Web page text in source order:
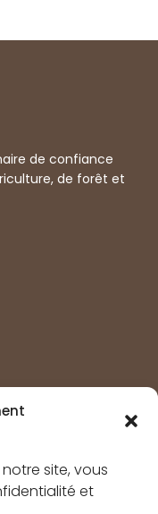
site, vous
et
de confiance
de forêt et